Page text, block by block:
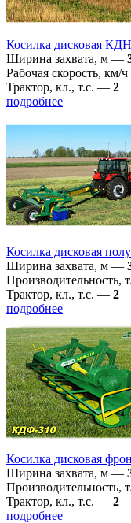
Косилка дисковая
Ширина захвата, м —
Рабочая скорость, км/ч
Трактор, кл., т.с. — 2
подробнее
Косилка дисковая
Ширина захвата, м —
Производительность,
Трактор, кл., т.с. — 2
подробнее
Косилка дисковая
Ширина захвата, м —
Производительность,
Трактор, кл., т.с. — 2
подробнее